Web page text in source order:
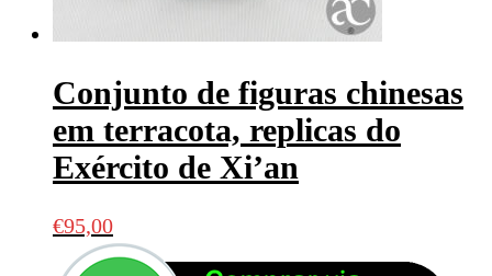
Conjunto de figuras chinesas
em terracota, replicas do
Exército de Xi’an
€95,00